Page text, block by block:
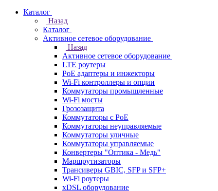
Каталог
Назад
Каталог
Активное сетевое оборудование
Назад
Активное сетевое оборудование
LTE роутеры
PoE адаптеры и инжекторы
Wi-Fi контроллеры и опции
Коммутаторы промышленные
Wi-Fi мосты
Грозозащита
Коммутаторы c PoE
Коммутаторы неуправляемые
Коммутаторы уличные
Коммутаторы управляемые
Конвертеры "Оптика - Медь"
Маршрутизаторы
Трансиверы GBIC, SFP и SFP+
Wi-Fi роутеры
xDSL оборудование